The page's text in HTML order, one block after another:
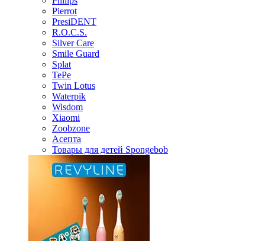
Pierrot
PresiDENT
R.O.C.S.
Silver Care
Smile Guard
Splat
TePe
Twin Lotus
Waterpik
Wisdom
Xiaomi
Zoobzone
Асепта
Товары для детей Spongebob